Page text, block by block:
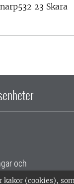
kakor (cookies),
532 23 Skara
och